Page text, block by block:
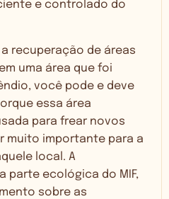
e controlado do
a recuperação de áreas
uma área que foi
você pode e deve
essa área
para frear novos
muito importante para a
local. A
parte ecológica do MIF,
sobre as